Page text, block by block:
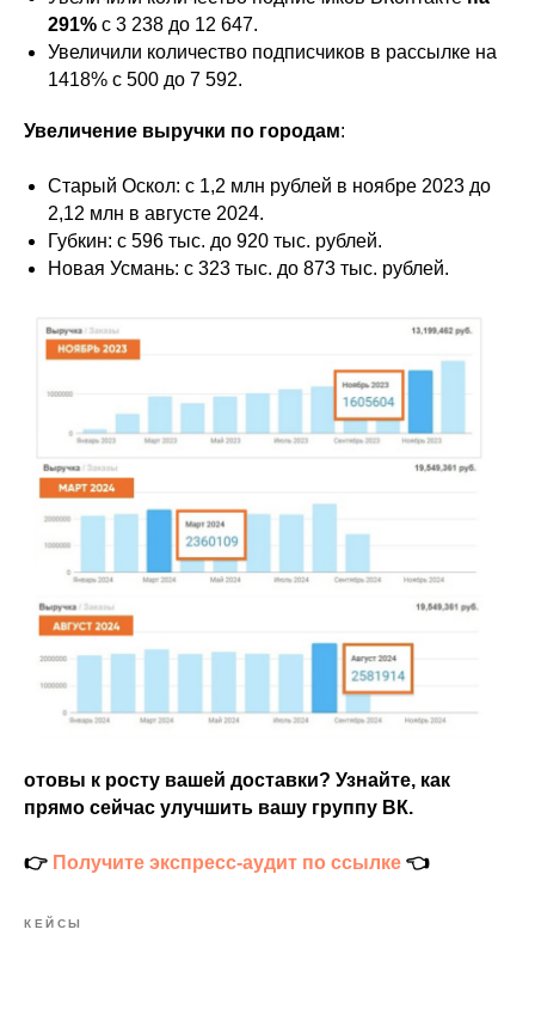
291% с 3 238 до 12 647.
Увеличили количество подписчиков в рассылке на
1418% с 500 до 7 592.
Увеличение выручки по городам:
Старый Оскол: с 1,2 млн рублей в ноябре 2023 до
2,12 млн в августе 2024.
Губкин: с 596 тыс. до 920 тыс. рублей.
Новая Усмань: с 323 тыс. до 873 тыс. рублей.
отовы к росту вашей доставки? Узнайте, как
прямо сейчас улучшить вашу группу ВК.
👉 Получите экспресс-аудит по ссылке 👈
КЕЙСЫ